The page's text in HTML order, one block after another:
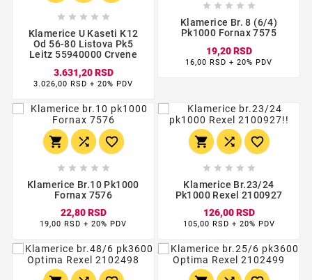
    
Klamerice U Kaseti K12
Od 56-80 Listova Pk5
Leitz 55940000 Crvene
3.631,20 RSD
3.026,00 RSD + 20% PDV
    
Klamerice Br. 8 (6/4)
Pk1000 Fornax 7575
19,20 RSD
16,00 RSD + 20% PDV
  
    
Klamerice Br.10 Pk1000
Fornax 7576
22,80 RSD
19,00 RSD + 20% PDV
  
    
Klamerice Br.23/24
Pk1000 Rexel 2100927
126,00 RSD
105,00 RSD + 20% PDV